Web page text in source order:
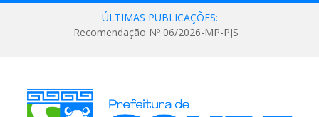
ÚLTIMAS PUBLICAÇÕES:
Recomendação Nº 06/2026-MP-PJS